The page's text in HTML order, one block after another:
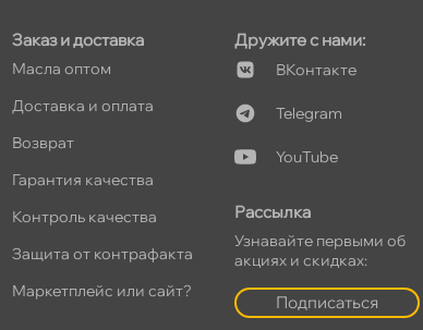
Заказ и доставка
Масла оптом
Доставка и оплата
озврат
Гарантия качества
Контроль качества
Защита от контрафакта
Маркетплейс или сайт?
Дружите с нами:
Контакте
Telegram
YouTube
Рассылка
Узнавайте первыми о
акциях и скидках:
Подписаться